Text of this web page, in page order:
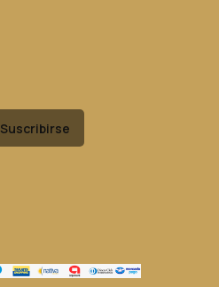
Suscribirse